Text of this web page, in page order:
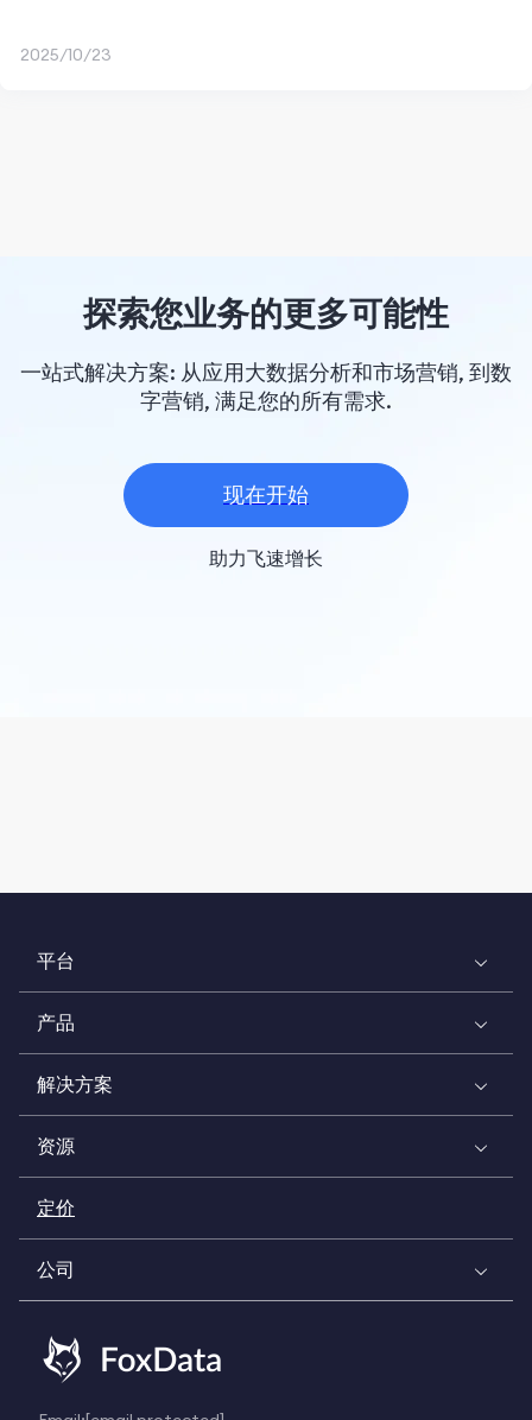
2025/10/23
探索您业务的更多可能性
一站式解决方案: 从应用大数据分析和市场营销, 到数
字营销, 满足您的所有需求.
现在开始
助力飞速增长
平台
产品
解决方案
资源
定价
公司